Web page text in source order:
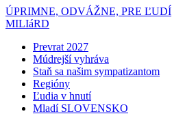
ÚPRIMNE, ODVÁŽNE, PRE ĽUDÍ
MILIáRD
Prevrat 2027
Múdrejší vyhráva
Staň sa našim sympatizantom
Regióny
Ľudia v hnutí
Mladí SLOVENSKO